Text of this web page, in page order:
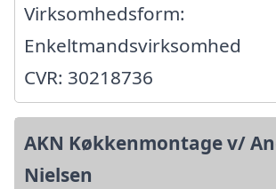
Virksomhedsform:
Enkeltmandsvirksomhed
CVR: 30218736
AKN Køkkenmontage v/
Nielsen